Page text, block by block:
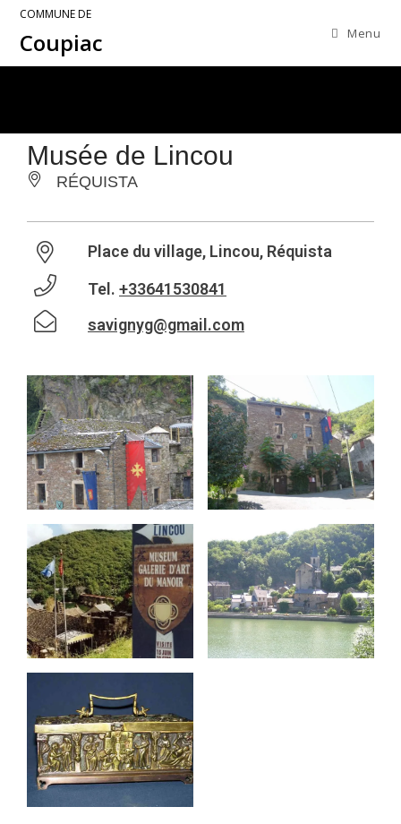
COMMUNE DE
Coupiac Menu
Musée de Lincou
RÉQUISTA
Place du village, Lincou, Réquista
Tel. +33641530841
savignyg@gmail.com